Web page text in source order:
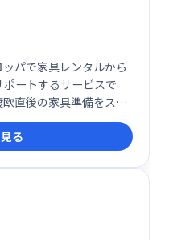
パで家具レンタルから
ートするサービスで
直後の家具準備をスム
組み立て、設置、回収ま
手間を大幅に削減。快
い方におすすめです。ヨ
らLyght Livingにご相談
る